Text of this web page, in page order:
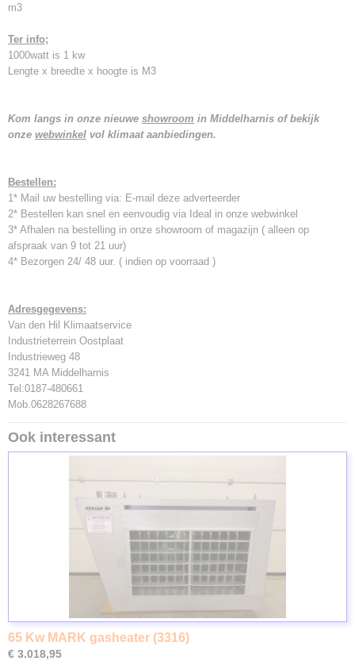
m3
Ter info;
1000watt is 1 kw
Lengte x breedte x hoogte is M3
Kom langs in onze nieuwe showroom in Middelharnis of bekijk
onze webwinkel vol klimaat aanbiedingen.
Bestellen:
1* Mail uw bestelling via: E-mail deze adverteerder
2* Bestellen kan snel en eenvoudig via Ideal in onze webwinkel
3* Afhalen na bestelling in onze showroom of magazijn ( alleen op
afspraak van 9 tot 21 uur)
4* Bezorgen 24/ 48 uur. ( indien op voorraad )
Adresgegevens:
Van den Hil Klimaatservice
Industrieterrein Oostplaat
Industrieweg 48
3241 MA Middelharnis
Tel:0187-480661
Mob.0628267688
Ook interessant
65 Kw MARK gasheater (3316)
€ 3.018,95